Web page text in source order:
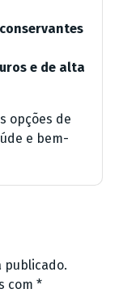
e de alta
opções de
e bem-
publicado.
com *